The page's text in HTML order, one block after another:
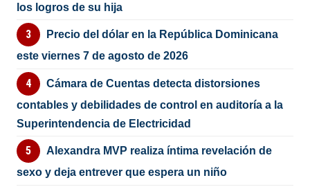
los logros de su hija
Precio del dólar en la República Dominicana
este viernes 7 de agosto de 2026
Cámara de Cuentas detecta distorsiones
contables y debilidades de control en auditoría a la
Superintendencia de Electricidad
Alexandra MVP realiza íntima revelación de
sexo y deja entrever que espera un niño